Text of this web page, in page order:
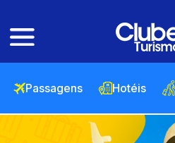
Passagens Hotéis